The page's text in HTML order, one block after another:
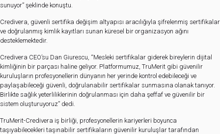
sunuyor” şeklinde konuştu.
Credivera, güvenli sertifika değişim altyapısı aracılığıyla şifrelenmiş sertifikalar
ve doğrulanmış kimlik kayıtları sunan küresel bir organizasyon ağını
desteklemektedir.
Credivera CEO’su Dan Giurescu, “Mesleki sertifikalar giderek bireylerin dijital
kimliğinin bir parçası haline geliyor. Platformumuz, TruMerit gibi güvenilir
kuruluşların profesyonellerin dünyanın her yerinde kontrol edebileceği ve
paylaşabileceği güvenli, doğrulanabilir sertifikalar sunmasına olanak tanıyor.
Birlikte sağlık yeterliliklerinin doğrulanması için daha şeffaf ve güvenilir bir
sistem oluşturuyoruz” dedi.
TruMerit-Credivera iş birliği, profesyonellerin kariyerleri boyunca
taşıyabilecekleri taşınabilir sertifikaların güvenilir kuruluşlar tarafından